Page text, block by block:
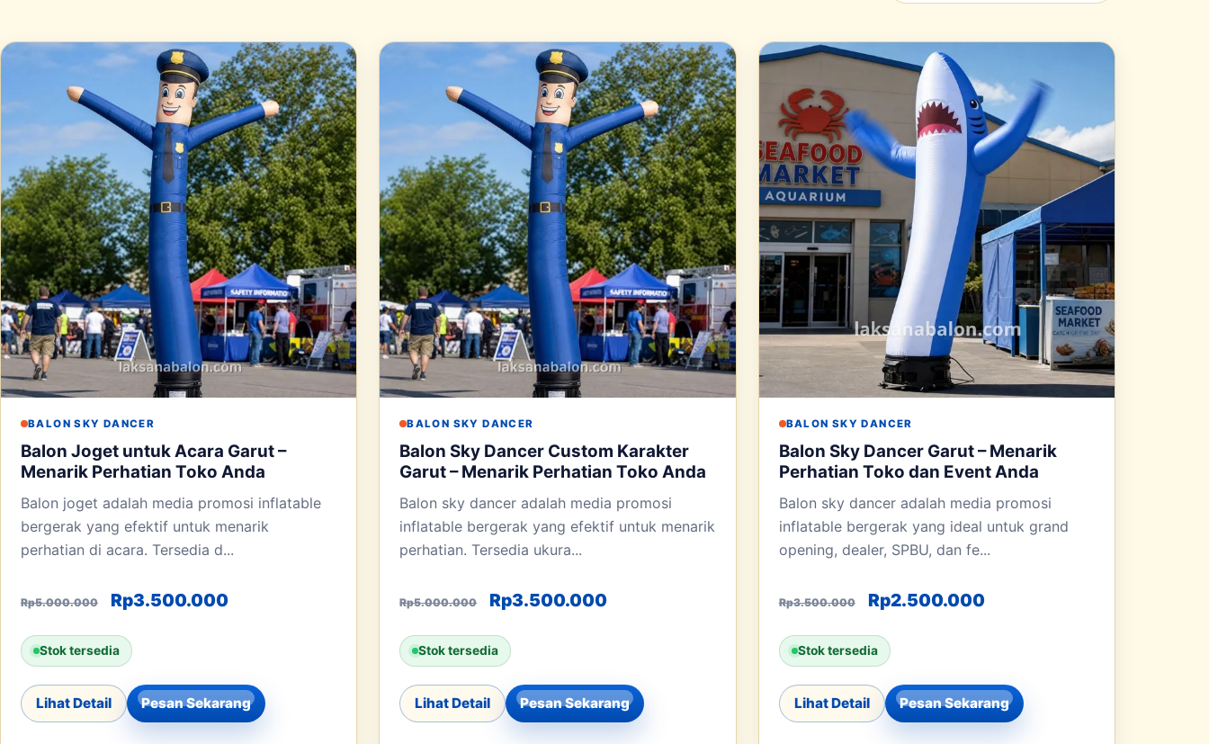
BALON SKY DANCER
Balon Joget untuk Acara Garut –
Menarik Perhatian Toko Anda
Balon joget adalah media promosi inflatable
bergerak yang efektif untuk menarik
perhatian di acara. Tersedia d...
Rp5.000.000 Harga aslinya adalah: Rp5.000.000.
Rp3.500.000Harga saat ini adalah: Rp3.500.000.
Stok tersedia
Lihat Detail Pesan Sekarang
BALON SKY DANCER
Balon Sky Dancer Custom Karakter
Garut – Menarik Perhatian Toko Anda
Balon sky dancer adalah media promosi
inflatable bergerak yang efektif untuk menarik
perhatian. Tersedia ukura...
Rp5.000.000 Harga aslinya adalah: Rp5.000.000.
Rp3.500.000Harga saat ini adalah: Rp3.500.000.
Stok tersedia
Lihat Detail Pesan Sekarang
BALON SKY DANCER
Balon Sky Dancer Garut – Menarik
Perhatian Toko dan Event Anda
Balon sky dancer adalah media promosi
inflatable bergerak yang ideal untuk grand
opening, dealer, SPBU, dan fe...
Rp3.500.000 Harga aslinya adalah: Rp3.500.000.
Rp2.500.000Harga saat ini adalah:
Stok tersedia
Lihat Detail Pesan Sekarang